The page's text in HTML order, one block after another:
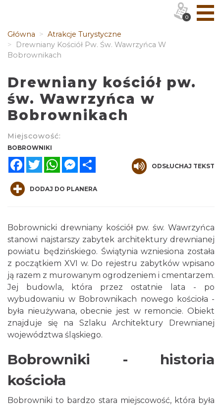
Główna
Atrakcje Turystyczne
Drewniany Kościół Pw. Św. Wawrzyńca W
Bobrownikach
Drewniany kościół pw.
św. Wawrzyńca w
Bobrownikach
Miejscowość:
BOBROWNIKI
FacebookTwitterWhatsAppMessenger
ODSŁUCHAJ TEKST
DODAJ DO PLANERA
Bobrownicki drewniany kościół pw. św. Wawrzyńca
stanowi najstarszy zabytek architektury drewnianej
powiatu będzińskiego. Świątynia wzniesiona została
z początkiem XVI w. Do rejestru zabytków wpisano
ją razem z murowanym ogrodzeniem i cmentarzem.
Jej budowla, która przez ostatnie lata - po
wybudowaniu w Bobrownikach nowego kościoła -
była nieużywana, obecnie jest w remoncie. Obiekt
znajduje się na Szlaku Architektury Drewnianej
województwa śląskiego.
Bobrowniki - historia
kościoła
Bobrowniki to bardzo stara miejscowość, która była
0